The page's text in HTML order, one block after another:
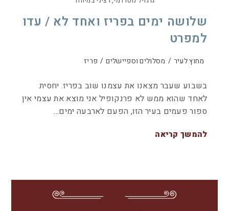
שלושה ימים בפריז ואחד לא / עדו
למפרט
מחוץ לעיר / מסלולים וספיישלים / פריז
בשבוע שעבר מצאנו את עצמנו שוב בפריז. יחסית
לאחד שהוא ממש לא פרנקופיל אני מוצא את עצמי אין
ספור פעמים בעיר הזו, הפעם לארבעה ימים…
להמשך קריאה